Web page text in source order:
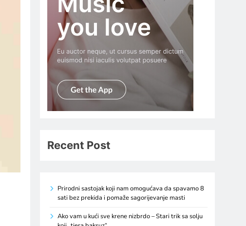
Recent Post
Prirodni sastojak koji nam omogućava da spavamo 8
sati bez prekida i pomaže sagorijevanje masti
Ako vam u kući sve krene nizbrdo – Stari trik sa solju